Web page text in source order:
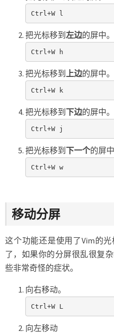
Ctrl+W l
把光标移到 左边的屏中。
Ctrl+W h
把光标移到 上边的屏中。
Ctrl+W k
把光标移到 下边的屏中。
Ctrl+W j
把光标移到 下一个的屏
Ctrl+W w
移动分屏
这个功能还是使用了Vim的
了，如果你的分屏很乱很复
些非常奇怪的症状。
向右移动。
Ctrl+W L
向左移动